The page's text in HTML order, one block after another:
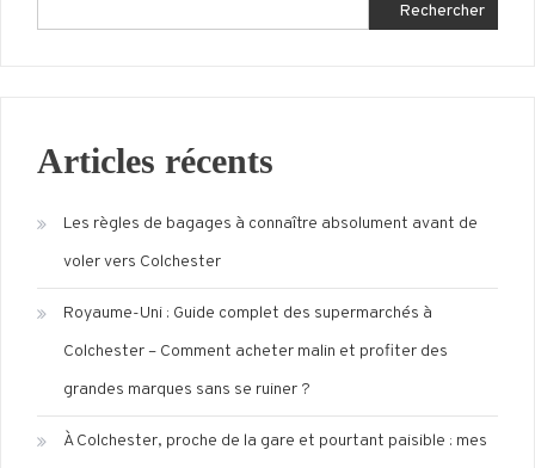
Rechercher
Articles récents
Les règles de bagages à connaître absolument avant de
voler vers Colchester
Royaume-Uni : Guide complet des supermarchés à
Colchester – Comment acheter malin et profiter des
grandes marques sans se ruiner ?
À Colchester, proche de la gare et pourtant paisible : mes